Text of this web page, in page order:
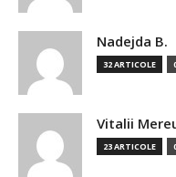
Nadejda B.
32 ARTICOLE
Vitalii
23 ARTICOLE